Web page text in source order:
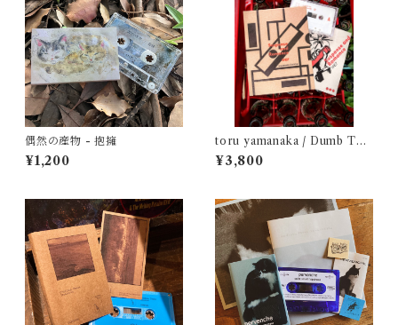
偶然の産物 - 抱擁
¥1,200
toru yamanaka / Dumb Typ
e - Suspense and Romance
1987（casette + book）
¥3,800